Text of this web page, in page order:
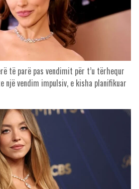
të parë pas vendimit për t’u tërhequr
një vendim impulsiv, e kisha planifikuar